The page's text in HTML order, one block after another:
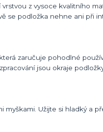
z vysoce kvalitního
podložka nehne ani při
zaručuje pohodlné
jsou okraje
myškami. Užijte si hladký a